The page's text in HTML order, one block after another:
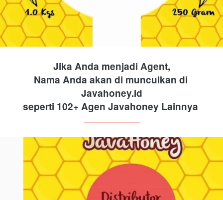
Jika Anda menjadi Agent,
Nama Anda akan di munculkan di
Javahoney.id
seperti 102+ Agen Javahoney Lainnya